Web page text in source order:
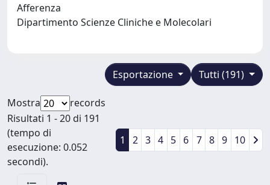
Afferenza
Dipartimento Scienze Cliniche e Molecolari
Tutti (191)
Esportazione
Mostra
records
Risultati 1 - 20 di 191
(tempo di
esecuzione: 0.052
secondi).
1 2 3 4 5 6 7 8 9 10